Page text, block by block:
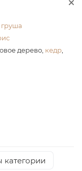
груша
дерево, кедр
категории